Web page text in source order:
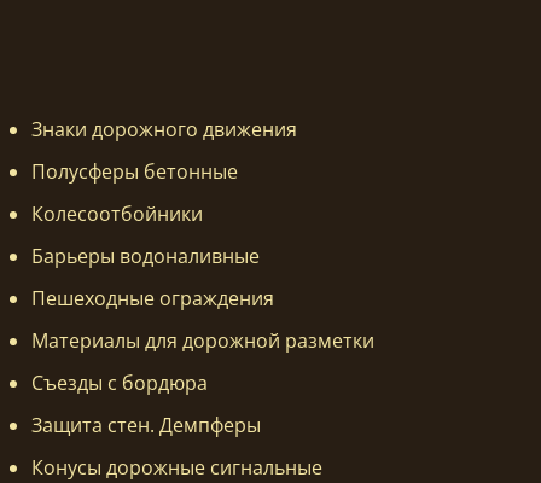
Знаки дорожного движения
Полусферы бетонные
Колесоотбойники
Барьеры водоналивные
Пешеходные ограждения
Материалы для дорожной разметки
Съезды с бордюра
Защита стен. Демпферы
Конусы дорожные сигнальные